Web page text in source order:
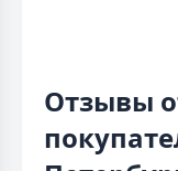
Отзывы